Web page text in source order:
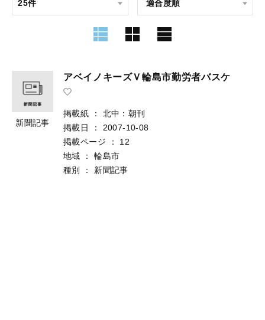
新聞記事
アベイノキーズＶ輪島市勤労者バスケ
掲載紙 ：
北中：朝刊
掲載日
：
2007-10-08
掲載ページ
：
12
地域
：
輪島市
種別
： 新聞記事